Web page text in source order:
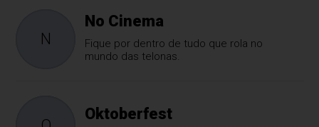
N
No Cinema
Fique por dentro de tudo que rola no
mundo das telonas.
Oktoberfest